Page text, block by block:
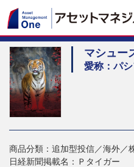
マシュー
愛称：パ
商品分類：追加型投信／海外／
日経新聞掲載名：Ｐタイガー